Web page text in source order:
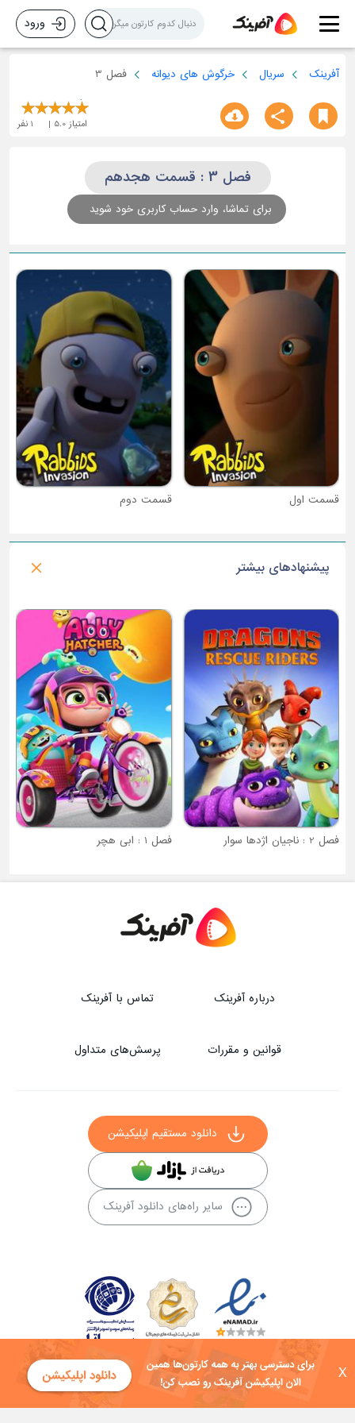
X
ورود
آفرینک سریال خرگوش های دیوانه فصل 3
امتیاز 5.0
1 نفر
فصل 3 : قسمت هجدهم
برای تماشا، وارد حساب کاربری خود شوید
قسمت سوم
پیشنهادهای بیشتر
فصل 2 : ناجیان اژدها سوار فصل 1 : ابی هچر
درباره آفرینک تماس با آفرینک
قوانین و مقررات پرسش‌های متداول
دانلود مستقیم اپلیکیشن
سایر راه‌های دانلود آفرینک
کلیه حقوق این سایت به شرکت توسعه فناوی هفت آسمان توکان تعلق دارد و